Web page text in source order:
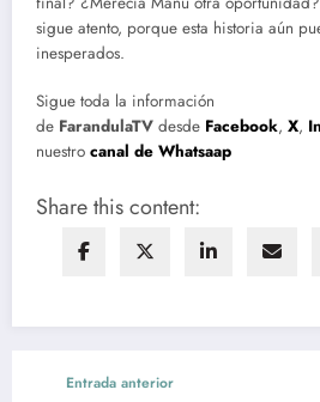
sigue atento, porque esta historia aún
inesperados.
Sigue toda la información
de FarandulaTV desde Facebook, X,
nuestro canal de Whatsaap
Share this content:
Entrada anterior